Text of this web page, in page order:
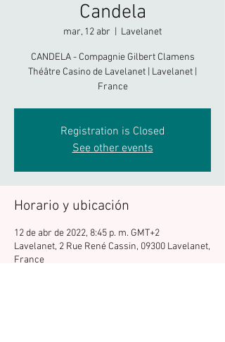
Candela
mar, 12 abr Lavelanet
CANDELA - Compagnie Gilbert Clamens
Théâtre Casino de Lavelanet | Lavelanet |
France
Registration is Closed
See other events
Horario y ubicación
12 de abr de 2022, 8:45 p. m. GMT+2
Lavelanet, 2 Rue René Cassin, 09300 Lavelanet,
France